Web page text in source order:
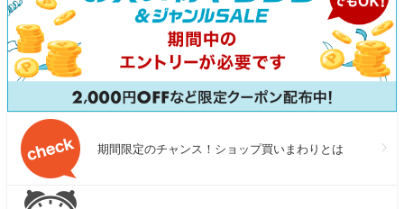
期間限定のチャンス！ショップ買いまわりとは